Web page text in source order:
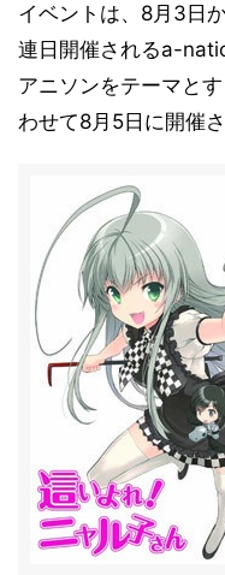
イベントは、8月3日
連日開催されるa-
アニソンをテーマと
わせて8月5日に開催さ